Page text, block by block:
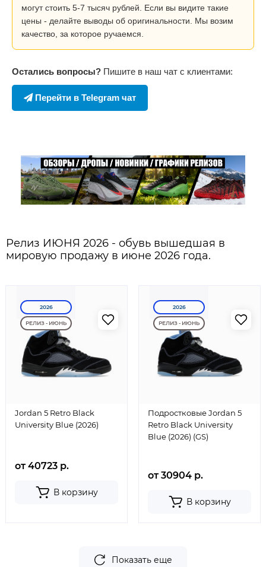
могут стоить 5-7 тысяч рублей. Если вы видите такие
цены - делайте выводы об оригинальности. Мы возим
качество, за которое ручаемся.
Остались вопросы? Пишите в наш чат с клиентами:
Перейти в Telegram чат
Релиз ИЮНЯ 2026 - обувь вышедшая в
мировую продажу в июне 2026 года.
2026
РЕЛИЗ - ИЮНЬ
Jordan 5 Retro Black
University Blue (2026)
от 40723 р.
В корзину
2026
РЕЛИЗ - ИЮНЬ
Подростковые Jordan 5
Retro Black University
Blue (2026) (GS)
от 30904 р.
В корзину
Показать еще